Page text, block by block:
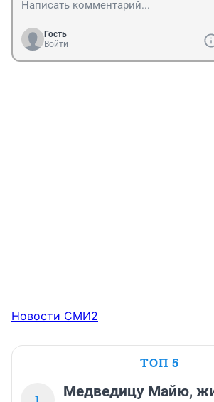
Гость
Войти
Новости СМИ2
ТОП 5
Медведицу Майю,